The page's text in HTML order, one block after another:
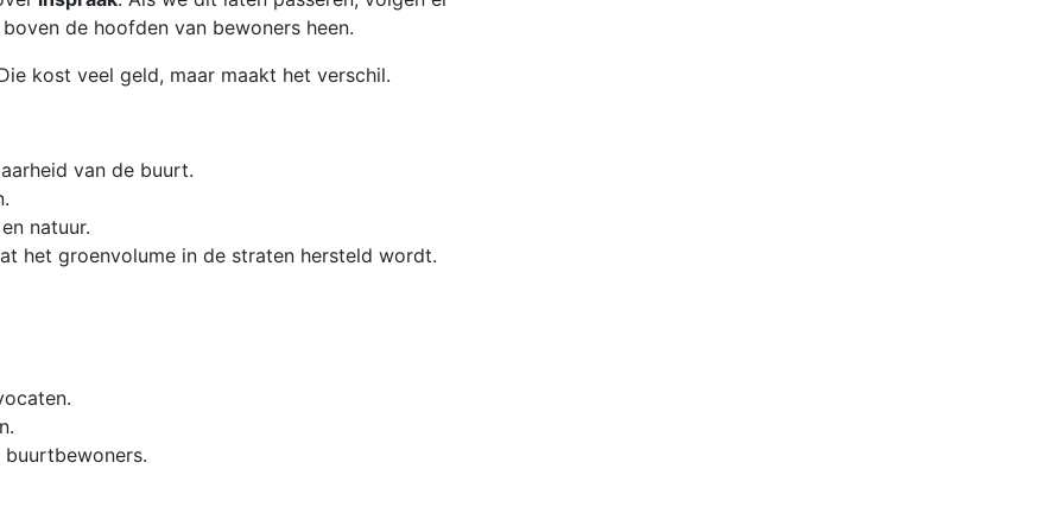
de hoofden van bewoners heen.
kost veel geld, maar maakt het verschil.
van de buurt.
natuur.
het groenvolume in de straten hersteld wordt.